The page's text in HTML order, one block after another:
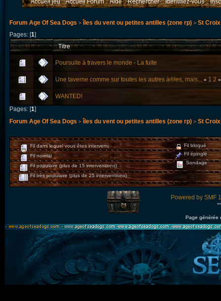
Accueil jeu::Accueil Forum::Aide::Rechercher::Identifiez-vous::
Forum Age Of Sea Dogs > îles du vent ou petites antilles (zone rp) > St Croix
Pages: [1]
Titre
Poursuite à travers le monde - La fuite
Une taverne comme sur toutes les autres à®les, mais... « 1 2 »
WANTED!
Pages: [1]
Forum Age Of Sea Dogs > îles du vent ou petites antilles (zone rp) > St Croix
Fil dans lequel vous êtes intervenu
Fil normal
Fil populaire (plus de 15 interventions)
Fil très populaire (plus de 25 interventions)
Fil bloqué
Fil épinglé
Sondage
Powered by SMF
Page générée